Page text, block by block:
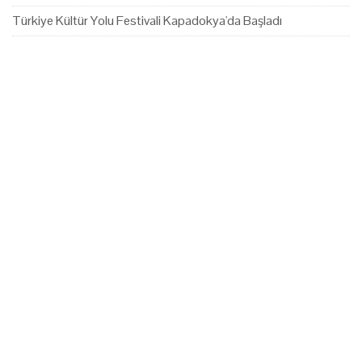
Türkiye Kültür Yolu Festivali Kapadokya'da Başladı